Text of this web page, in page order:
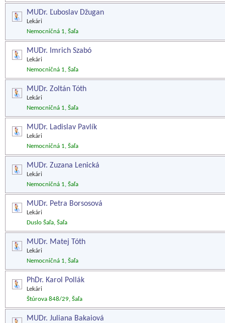
MUDr. Ľuboslav Džugan
Lekári
Nemocničná 1, Šaľa
MUDr. Imrich Szabó
Lekári
Nemocničná 1, Šaľa
MUDr. Zoltán Tóth
Lekári
Nemocničná 1, Šaľa
MUDr. Ladislav Pavlík
Lekári
Nemocničná 1, Šaľa
MUDr. Zuzana Lenická
Lekári
Nemocničná 1, Šaľa
MUDr. Petra Borsosová
Lekári
Duslo Šaľa, Šaľa
MUDr. Matej Tóth
Lekári
Nemocničná 1, Šaľa
PhDr. Karol Pollák
Lekári
Štúrova 848/29, Šaľa
MUDr. Juliana Bakaiová